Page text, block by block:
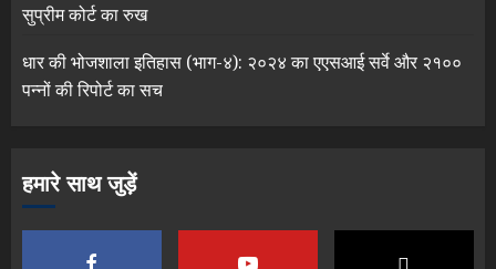
सुप्रीम कोर्ट का रुख
धार की भोजशाला इतिहास (भाग-४): २०२४ का एएसआई सर्वे और २१००
पन्नों की रिपोर्ट का सच
हमारे साथ जुड़ें